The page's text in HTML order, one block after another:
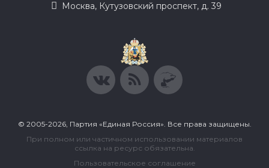
Москва, Кутузовский проспект, д. 39
© 2005-2026, Партия «Единая Россия». Все права защищены.
При полном или частичном использовании материалов
ссылка на ресурс обязательна.
Пользовательское соглашение